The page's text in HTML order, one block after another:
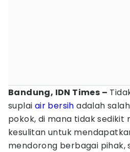
Bandung, IDN Times –
suplai air bersih adalah
pokok, di mana tidak sedikit
kesulitan untuk
mendorong berbagai pihak,